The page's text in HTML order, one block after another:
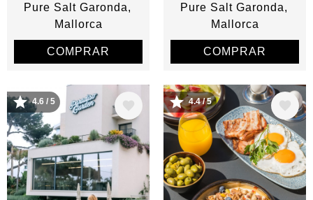
Pure Salt Garonda
Mallorca
COMPRAR
Pure Salt Garonda
Mallorca
COMPRAR
Image
4.6 / 5 Image
4.4 / 5